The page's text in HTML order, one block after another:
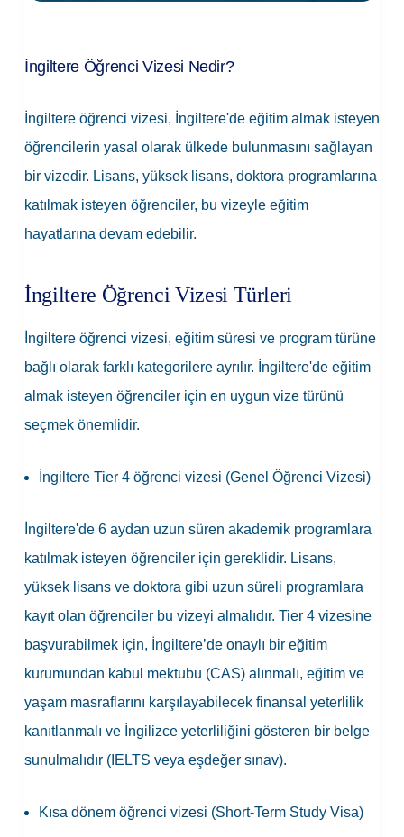
İngiltere Öğrenci Vizesi Nedir?
İngiltere öğrenci vizesi, İngiltere'de eğitim almak isteyen
öğrencilerin yasal olarak ülkede bulunmasını sağlayan
bir vizedir. Lisans, yüksek lisans, doktora programlarına
katılmak isteyen öğrenciler, bu vizeyle eğitim
hayatlarına devam edebilir.
İngiltere Öğrenci Vizesi Türleri
İngiltere öğrenci vizesi, eğitim süresi ve program türüne
bağlı olarak farklı kategorilere ayrılır. İngiltere'de eğitim
almak isteyen öğrenciler için en uygun vize türünü
seçmek önemlidir.
İngiltere Tier 4 öğrenci vizesi (Genel Öğrenci Vizesi)
İngiltere'de 6 aydan uzun süren akademik programlara
katılmak isteyen öğrenciler için gereklidir. Lisans,
yüksek lisans ve doktora gibi uzun süreli programlara
kayıt olan öğrenciler bu vizeyi almalıdır. Tier 4 vizesine
başvurabilmek için, İngiltere’de onaylı bir eğitim
kurumundan kabul mektubu (CAS) alınmalı, eğitim ve
yaşam masraflarını karşılayabilecek finansal yeterlilik
kanıtlanmalı ve İngilizce yeterliliğini gösteren bir belge
sunulmalıdır (IELTS veya eşdeğer sınav).
Kısa dönem öğrenci vizesi (Short-Term Study Visa)